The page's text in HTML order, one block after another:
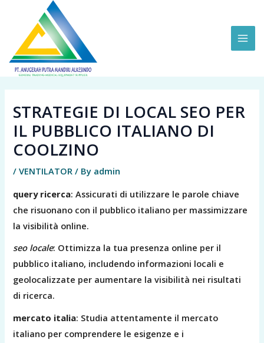
content
STRATEGIE DI LOCAL SEO PER
IL PUBBLICO ITALIANO DI
COOLZINO
/VENTILATOR / By admin
query ricerca: Assicurati di utilizzare le parole chiave
che risuonano con il pubblico italiano per massimizzare
la visibilità online.
seo locale: Ottimizza la tua presenza online per il
pubblico italiano, includendo informazioni locali e
geolocalizzate per aumentare la visibilità nei risultati
di ricerca.
mercato italia: Studia attentamente il mercato
italiano per comprendere le esigenze e i